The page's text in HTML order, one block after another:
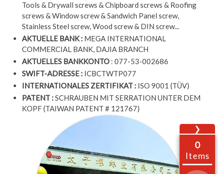
Tools & Drywall screws & Chipboard screws & Roofing
screws & Window screw & Sandwich Panel screw,
Stainless Steel screw, Wood screw & DIN screw...
AKTUELLE BANK : MEGA INTERNATIONAL
COMMERCIAL BANK, DAJIA BRANCH
AKTUELLES BANKKONTO : 077-53-002686
SWIFT-ADRESSE : ICBCTWTP077
INTERNATIONALES ZERTIFIKAT : ISO 9001 (TÜV)
PATENT :SCHRAUBEN MIT SERRATION UNTER DEM
KOPF (TAIWAN PATENT # 121767)
❯
0
Items